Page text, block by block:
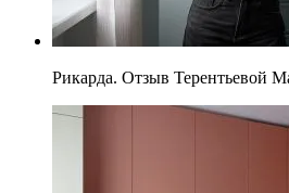
Рикарда. Отзыв Терентьевой